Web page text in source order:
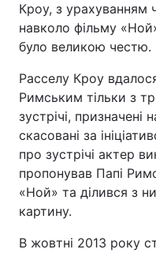
Кроу, з урахуванням
навколо фільму
було великою честю.
Расселу Кроу
Римським тільки з
зустрічі,
скасовані за
про зустрічі актер
пропонував Папі
«Ной» та ділився з
картину.
В жовтні 2013 року